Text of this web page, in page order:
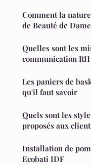
Comment la
de Beauté de
Quelles sont les
communication RH
Les paniers de basket intérieurs vs extérieurs : Ce
qu'il faut savoir
Quels sont les
proposés aux
Installation de
Ecobati IDF